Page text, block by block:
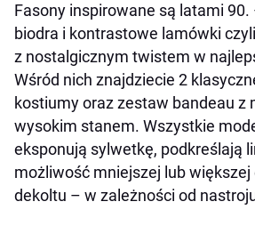
Fasony inspirowane są latami
biodra i kontrastowe lamówki
z nostalgicznym twistem w
Wśród nich znajdziecie 2
kostiumy oraz zestaw bandeau z
wysokim stanem. Wszystkie
eksponują sylwetkę, podkreślają
możliwość mniejszej lub większej
dekoltu – w zależności od